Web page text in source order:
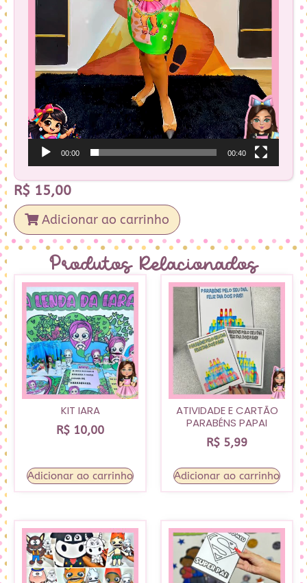
00:00 00:40
R$ 15,00
Adicionar ao carrinho
Produtos Relacionados
KIT IARA
R$ 10,00
Adicionar ao carrinho
ATIVIDADE E CARTÃO
PARABÉNS PAPAI
R$ 5,99
Adicionar ao carrinho